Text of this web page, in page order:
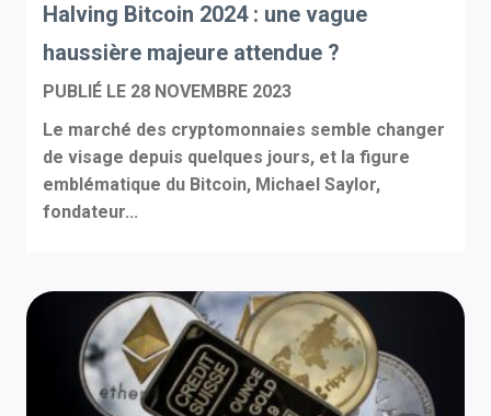
Halving Bitcoin 2024 : une vague
haussière majeure attendue ?
PUBLIÉ LE 28 NOVEMBRE 2023
Le marché des cryptomonnaies semble changer
de visage depuis quelques jours, et la figure
emblématique du Bitcoin, Michael Saylor,
fondateur...